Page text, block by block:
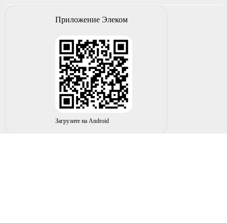
Приложение Элеком
Загрузите на Android